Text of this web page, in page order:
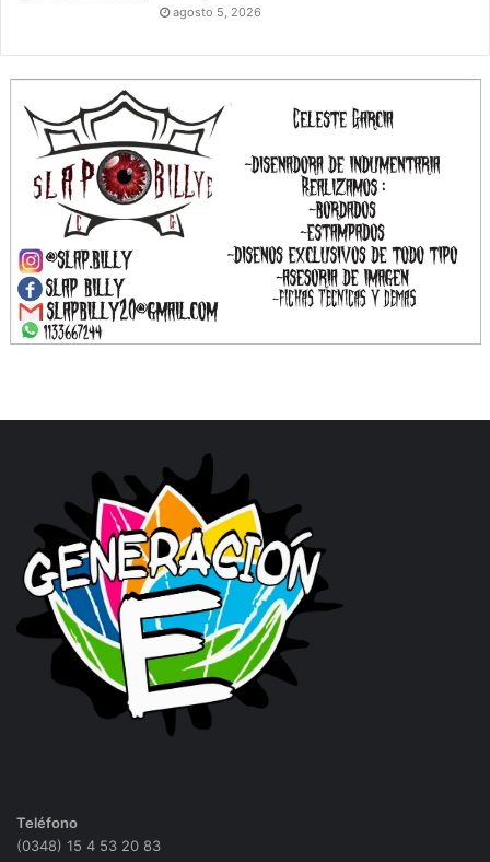
agosto 5, 2026
Teléfono
(0348) 15 4 53 20 83